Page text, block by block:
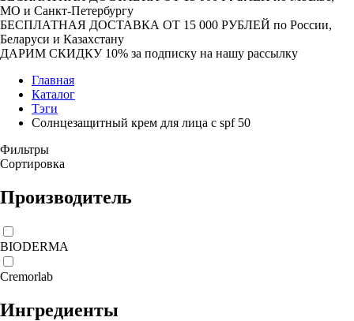
МО и Санкт-Петербургу
БЕСПЛАТНАЯ ДОСТАВКА ОТ 15 000 РУБЛЕЙ по России,
Беларуси и Казахстану
ДАРИМ СКИДКУ 10% за подписку на нашу рассылку
Главная
Каталог
Тэги
Солнцезащитный крем для лица с spf 50
Фильтры
Сортировка
Производитель
BIODERMA
Cremorlab
Ингредиенты